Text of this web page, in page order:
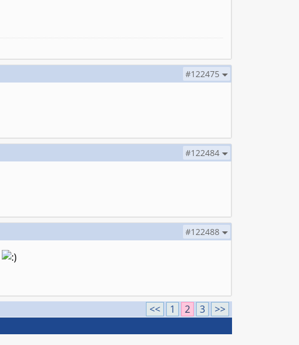
#122475
#122484
#122488
<< 1 2 3
>>